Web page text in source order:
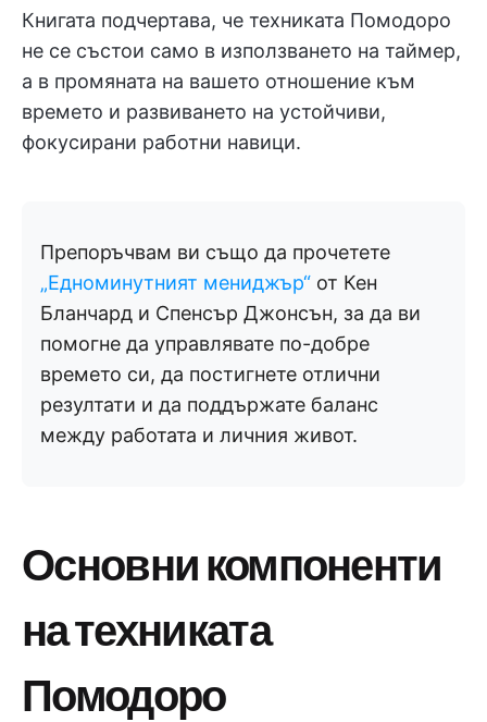
Книгата подчертава, че техниката Помодоро
не се състои само в използването на таймер,
а в промяната на вашето отношение към
времето и развиването на устойчиви,
фокусирани работни навици.
Препоръчвам ви също да прочетете
„Едноминутният мениджър“ от Кен
Бланчард и Спенсър Джонсън, за да ви
помогне да управлявате по-добре
времето си, да постигнете отлични
резултати и да поддържате баланс
между работата и личния живот.
Основни компоненти
на техниката
Помодоро